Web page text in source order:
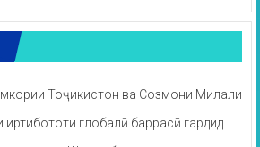
Тоҷикистон ва Созмони Милали
иртибототи глобалӣ баррасӣ гардид